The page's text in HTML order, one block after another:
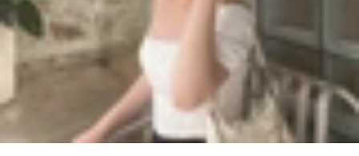
Cập nhật:
30/05/2026
Theo dõi XTMobile trên